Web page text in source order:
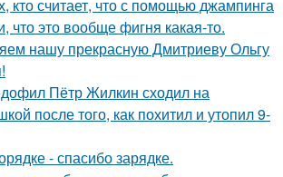
кто считает, что с помощью джампинга
что это вообще фигня какая-то.
нашу прекрасную Дмитриеву Ольгу
Пётр Жилкин сходил на
после того, как похитил и утопил 9-
- спасибо зарядке.